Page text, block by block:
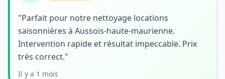
"Parfait pour notre nettoyage locations
saisonnières à Aussois-haute-maurienne.
Intervention rapide et résultat impeccable. Prix
très correct."
Il y a 1 mois